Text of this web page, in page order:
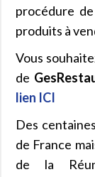
procédure
produits à
Vous
de
lien ICI
Des
de France
de la